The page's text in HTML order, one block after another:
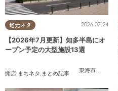
地元ネタ
東海市
,大府市
2026.07.24
【2026年7月更新】知多半島にオ
ープン予定の大型施設13選
開店 まちネタ まとめ記事